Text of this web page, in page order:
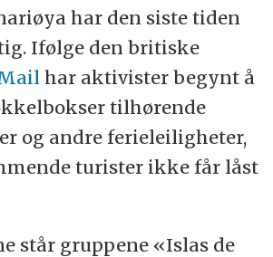
har den siste tiden
Ifølge den britiske
har aktivister begynt å
tilhørende
og andre ferieleiligheter,
turister ikke får låst
står gruppene «Islas de